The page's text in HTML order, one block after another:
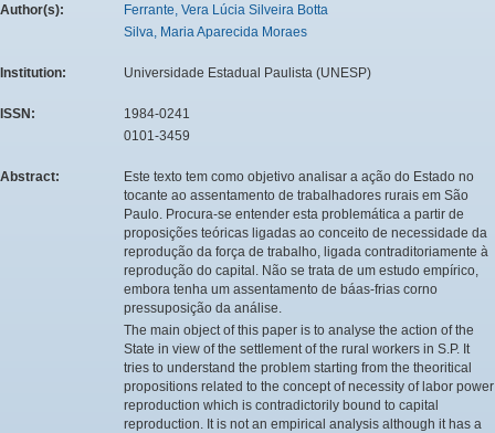
Author(s):
Ferrante, Vera Lúcia Silveira Botta
Silva, Maria Aparecida Moraes
Institution: Universidade Estadual Paulista (UNESP)
ISSN:
1984-0241
0101-3459
Abstract:
Este texto tem como objetivo analisar a ação do Estado no
tocante ao assentamento de trabalhadores rurais em São
Paulo. Procura-se entender esta problemática a partir de
proposições teóricas ligadas ao conceito de necessidade da
reprodução da força de trabalho, ligada contraditoriamente à
reprodução do capital. Não se trata de um estudo empírico,
embora tenha um assentamento de báas-frias corno
pressuposição da análise.
The main object of this paper is to analyse the action of the
State in view of the settlement of the rural workers in S.P. It
tries to understand the problem starting from the theoritical
propositions related to the concept of necessity of labor power
reproduction which is contradictorily bound to capital
reproduction. It is not an empirical analysis although it has a